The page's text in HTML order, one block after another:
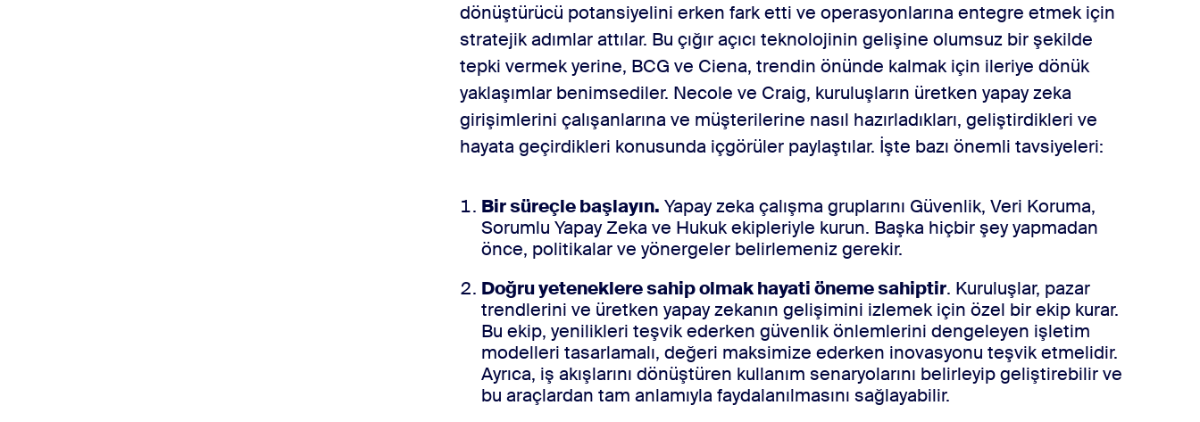
dönüştürücü potansiyelini erken fark etti ve operasyonlarına entegre etmek için
stratejik adımlar attılar. Bu çığır açıcı teknolojinin gelişine olumsuz bir şekilde
tepki vermek yerine, BCG ve Ciena, trendin önünde kalmak için ileriye dönük
yaklaşımlar benimsediler. Necole ve Craig, kuruluşların üretken yapay zeka
girişimlerini çalışanlarına ve müşterilerine nasıl hazırladıkları, geliştirdikleri ve
hayata geçirdikleri konusunda içgörüler paylaştılar. İşte bazı önemli tavsiyeleri:
Bir süreçle başlayın. Yapay zeka çalışma gruplarını Güvenlik, Veri Koruma,
Sorumlu Yapay Zeka ve Hukuk ekipleriyle kurun. Başka hiçbir şey yapmadan
önce, politikalar ve yönergeler belirlemeniz gerekir.
Doğru yeteneklere sahip olmak hayati öneme sahiptir. Kuruluşlar, pazar
trendlerini ve üretken yapay zekanın gelişimini izlemek için özel bir ekip kurar.
Bu ekip, yenilikleri teşvik ederken güvenlik önlemlerini dengeleyen işletim
modelleri tasarlamalı, değeri maksimize ederken inovasyonu teşvik etmelidir.
Ayrıca, iş akışlarını dönüştüren kullanım senaryolarını belirleyip geliştirebilir ve
bu araçlardan tam anlamıyla faydalanılmasını sağlayabilir.